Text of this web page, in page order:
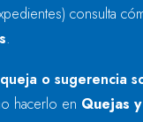
consulta
.
queja o sugerencia
hacerlo en Quejas